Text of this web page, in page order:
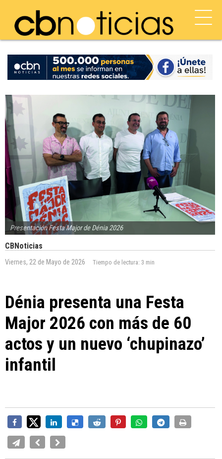
Presentación Festa Major de Dénia 2026
CBNoticias
Viernes, 22 de Mayo de 2026 Tiempo de lectura: 3 min
Dénia presenta una Festa
Major 2026 con más de 60
actos y un nuevo ‘chupinazo’
infantil